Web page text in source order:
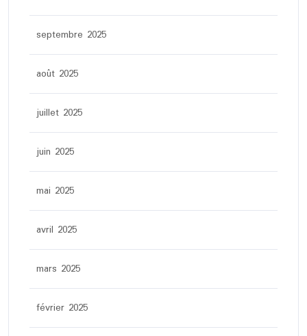
septembre 2025
août 2025
juillet 2025
juin 2025
mai 2025
avril 2025
mars 2025
février 2025